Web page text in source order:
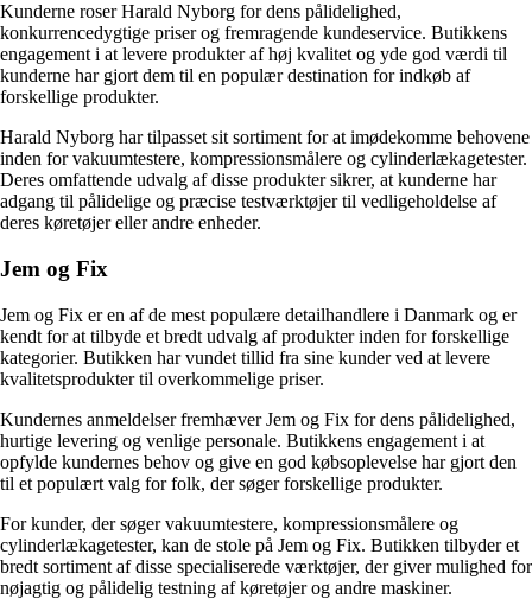
Kunderne roser Harald Nyborg for dens pålidelighed,
konkurrencedygtige priser og fremragende kundeservice. Butikkens
engagement i at levere produkter af høj kvalitet og yde god værdi til
kunderne har gjort dem til en populær destination for indkøb af
forskellige produkter.
Harald Nyborg har tilpasset sit sortiment for at imødekomme behovene
inden for vakuumtestere, kompressionsmålere og cylinderlækagetester.
Deres omfattende udvalg af disse produkter sikrer, at kunderne har
adgang til pålidelige og præcise testværktøjer til vedligeholdelse af
deres køretøjer eller andre enheder.
Jem og Fix
Jem og Fix er en af ​​de mest populære detailhandlere i Danmark og er
kendt for at tilbyde et bredt udvalg af produkter inden for forskellige
kategorier. Butikken har vundet tillid fra sine kunder ved at levere
kvalitetsprodukter til overkommelige priser.
Kundernes anmeldelser fremhæver Jem og Fix for dens pålidelighed,
hurtige levering og venlige personale. Butikkens engagement i at
opfylde kundernes behov og give en god købsoplevelse har gjort den
til et populært valg for folk, der søger forskellige produkter.
For kunder, der søger vakuumtestere, kompressionsmålere og
cylinderlækagetester, kan de stole på Jem og Fix. Butikken tilbyder et
bredt sortiment af disse specialiserede værktøjer, der giver mulighed for
nøjagtig og pålidelig testning af køretøjer og andre maskiner.